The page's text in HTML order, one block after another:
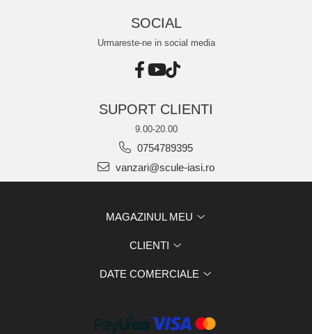
SOCIAL
Urmareste-ne in social media
SUPORT CLIENTI
9.00-20.00
0754789395
vanzari@scule-iasi.ro
MAGAZINUL MEU
CLIENTI
DATE COMERCIALE